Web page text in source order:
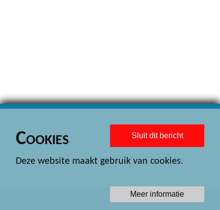
Sluit dit bericht
Cookies
Deze website maakt gebruik van cookies.
Meer informatie